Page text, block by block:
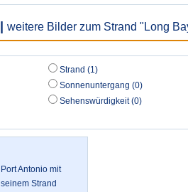
weitere Bilder zum Strand "Long
Strand (1)
Sonnenuntergang (0)
Sehenswürdigkeit (0)
Port Antonio mit
seinem Strand